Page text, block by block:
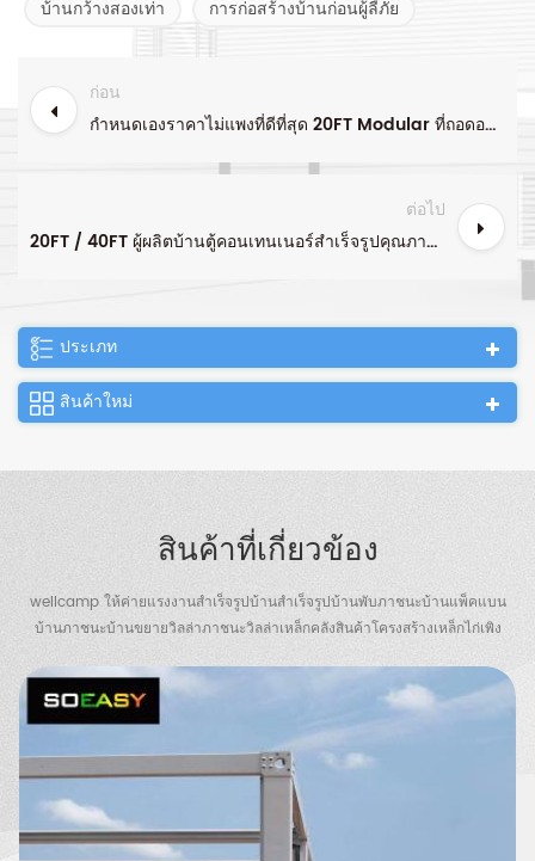
บ้านกว้างสองเท่า
การก่อสร้างบ้านก่อนผู้ลี้ภัย
ก่อน
กำหนดเองราคาไม่แพงที่ดีที่สุด 20FT Modular ที่ถอดออกได้คอนเทนเนอร์บ้านสำเร็จรูป
ต่อไป
20FT / 40FT ผู้ผลิตบ้านตู้คอนเทนเนอร์สำเร็จรูปคุณภาพสูง บ้านคอนเทนเนอร์แบบถอดได้ บ้านฉุกเฉินสำหรับอยู่อาศัย
ประเภท
สินค้าใหม่
สินค้าที่เกี่ยวข้อง
wellcamp ให้ค่ายแรงงานสำเร็จรูปบ้านสำเร็จรูปบ้านพับภาชนะบ้านแพ็คแบน
บ้านภาชนะบ้านขยายวิลล่าภาชนะวิลล่าเหล็กคลังสินค้าโครงสร้างเหล็กไก่เพิง